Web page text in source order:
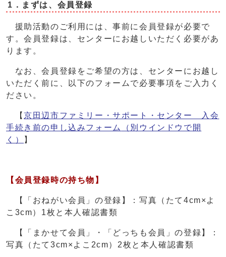
1．まずは、会員登録
援助活動のご利用には、事前に会員登録が必要で
す。会員登録は、センターにお越しいただく必要があ
ります。
なお、会員登録をご希望の方は、センターにお越し
いただく前に、以下のフォームで必要事項をご入力く
ださい。
【京田辺市ファミリー・サポート・センター 入会
手続き前の申し込みフォーム
（別ウインドウで開
く）
】
【会員登録時の持ち物】
【「おねがい会員」の登録】：写真（たて4cm×よ
こ3cm）1枚と本人確認書類
【「まかせて会員」・「どっちも会員」の登録】：
写真（たて3cm×よこ2cm）2枚と本人確認書類